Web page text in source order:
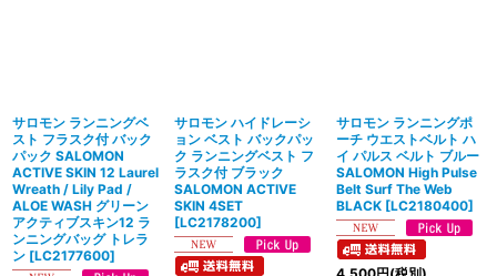
サロモン ランニングベ
スト フラスク付 バック
パック SALOMON
ACTIVE SKIN 12 Laurel
Wreath / Lily Pad /
ALOE WASH グリーン
アクティブスキン12 ラ
ンニングバッグ トレラ
ン [LC2177600]
サロモン ハイドレーシ
ョン ベスト バックパッ
ク ランニングベスト フ
ラスク付 ブラック
SALOMON ACTIVE
SKIN 4SET
[LC2178200]
サロモン ランニングポ
ーチ ウエストベルト ハ
イ パルス ベルト ブルー
SALOMON High Pulse
Belt Surf The Web
BLACK [LC2180400]